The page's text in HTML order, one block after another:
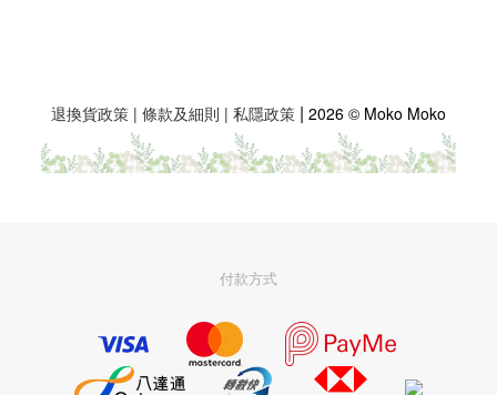
退換貨政策 | 條款及細則 | 私隱政策 | 2026 © Moko Moko
付款方式